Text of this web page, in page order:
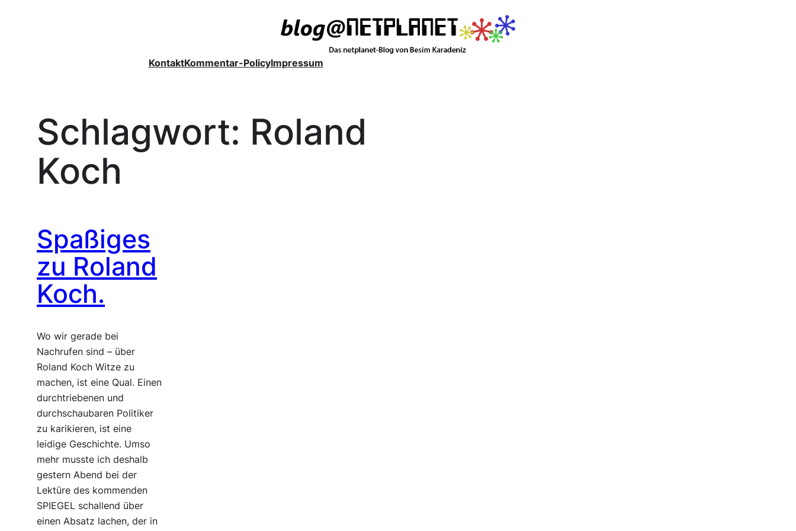
KontaktKommentar-PolicyImpressum
Schlagwort: Roland
Koch
Spaßiges
zu Roland
Koch.
Wo wir gerade bei
Nachrufen sind – über
Roland Koch Witze zu
machen, ist eine Qual. Einen
durchtriebenen und
durchschaubaren Politiker
zu karikieren, ist eine
leidige Geschichte. Umso
mehr musste ich deshalb
gestern Abend bei der
Lektüre des kommenden
SPIEGEL schallend über
einen Absatz lachen, der in